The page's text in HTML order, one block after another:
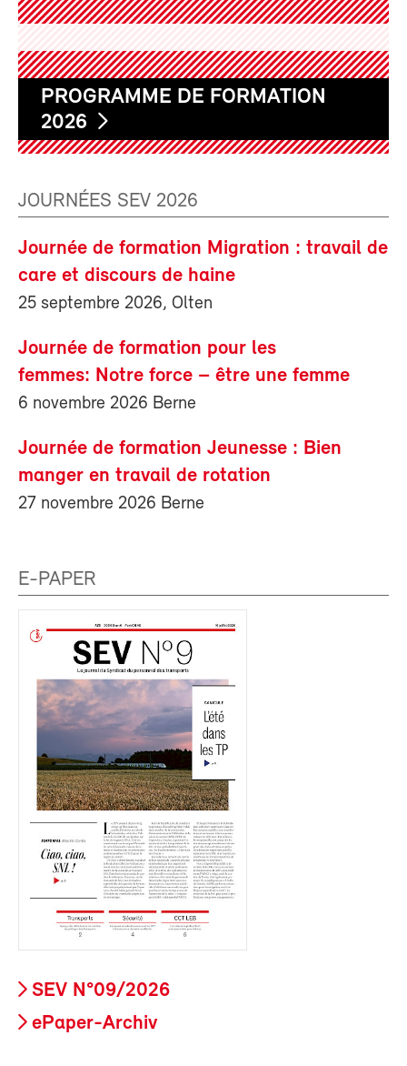
PROGRAMME DE FORMATION
2026
JOURNÉES SEV 2026
Journée de formation Migration : travail de
care et discours de haine
25 septembre 2026, Olten
Journée de formation pour les
femmes: Notre force – être une femme
6 novembre 2026 Berne
Journée de formation Jeunesse : Bien
manger en travail de rotation
27 novembre 2026 Berne
E-PAPER
SEV N°09/2026
ePaper-Archiv